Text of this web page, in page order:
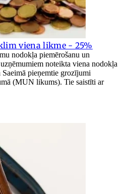
viena likme - 25%
nodokļa piemērošanu un
noteikta viena nodokļa
pieņemtie grozījumi
(MUN likums). Tie saistīti ar